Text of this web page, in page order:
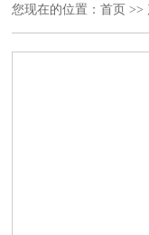
您现在的位置： 首页 >>